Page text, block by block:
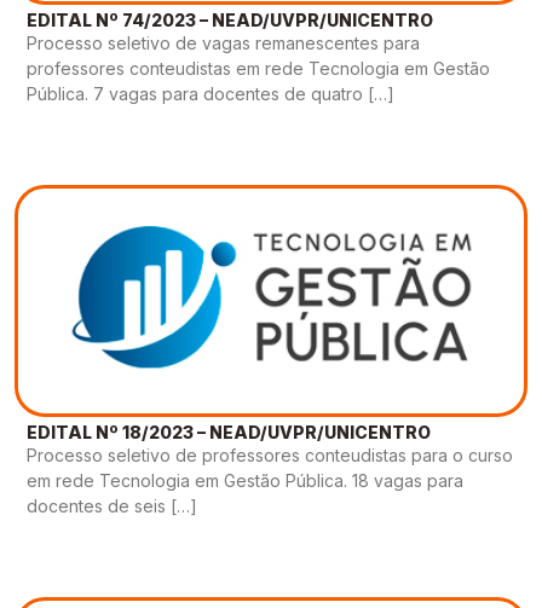
EDITAL Nº 74/2023 – NEAD/UVPR/UNICENTRO
Processo seletivo de vagas remanescentes para
professores conteudistas em rede Tecnologia em Gestão
Pública. 7 vagas para docentes de quatro […]
EDITAL Nº 18/2023 – NEAD/UVPR/UNICENTRO
Processo seletivo de professores conteudistas para o curso
em rede Tecnologia em Gestão Pública. 18 vagas para
docentes de seis […]